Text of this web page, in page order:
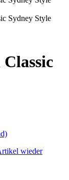
wieder